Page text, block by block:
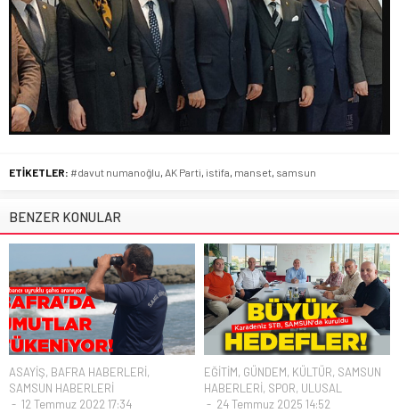
ETİKETLER: #davut numanoğlu AK Parti istifa manset samsun
BENZER KONULAR
ASAYİŞ, BAFRA HABERLERİ,
SAMSUN HABERLERİ
12 Temmuz 2022 17:34
EĞİTİM, GÜNDEM, KÜLTÜR, SAMSUN
HABERLERİ, SPOR, ULUSAL
24 Temmuz 2025 14:52